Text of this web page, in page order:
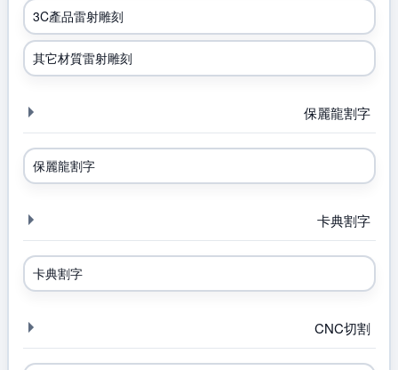
3C產品雷射雕刻
其它材質雷射雕刻
保麗龍割字
保麗龍割字
卡典割字
卡典割字
CNC切割